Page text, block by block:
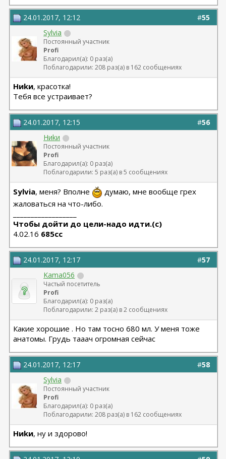
#55
24.01.2017, 12:12
Sylvia
Постоянный участник
Profi
Благодарил(а): 0 раз(а)
Поблагодарили: 208 раз(а) в 162 сообщениях
Hиkи, красотка!
Тебя все устраивает?
#56
24.01.2017, 12:15
Hиkи
Постоянный участник
Profi
Благодарил(а): 0 раз(а)
Поблагодарили: 5 раз(а) в 5 сообщениях
Sylvia, меня? Вполне
думаю, мне вообще грех
жаловаться на что-либо.
Чтобы дойти до цели-надо идти.(с)
4.02.16 685сс
#57
24.01.2017, 12:17
Kama056
Частый посетитель
Profi
Благодарил(а): 0 раз(а)
Поблагодарили: 2 раз(а) в 2 сообщениях
Какие хорошие . Но там тосно 680 мл. У меня тоже
анатомы. Грудь тааач огромная сейчас
#58
24.01.2017, 12:17
Sylvia
Постоянный участник
Profi
Благодарил(а): 0 раз(а)
Поблагодарили: 208 раз(а) в 162 сообщениях
Hиkи, ну и здорово!